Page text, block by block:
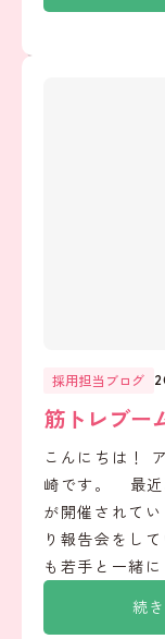
続
採用担当ブログ
筋トレブー
こんにちは！
崎です。 最近
が開催されて
り報告会をし
も若手と一緒